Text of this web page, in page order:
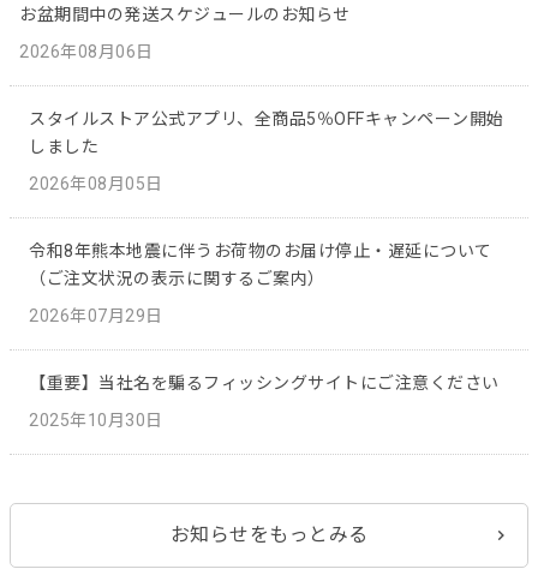
お盆期間中の発送スケジュールのお知らせ
2026年08月06日
スタイルストア公式アプリ、全商品5％OFFキャンペーン開始
しました
2026年08月05日
令和8年熊本地震に伴うお荷物のお届け停止・遅延について
（ご注文状況の表示に関するご案内）
2026年07月29日
【重要】当社名を騙るフィッシングサイトにご注意ください
2025年10月30日
お知らせをもっとみる